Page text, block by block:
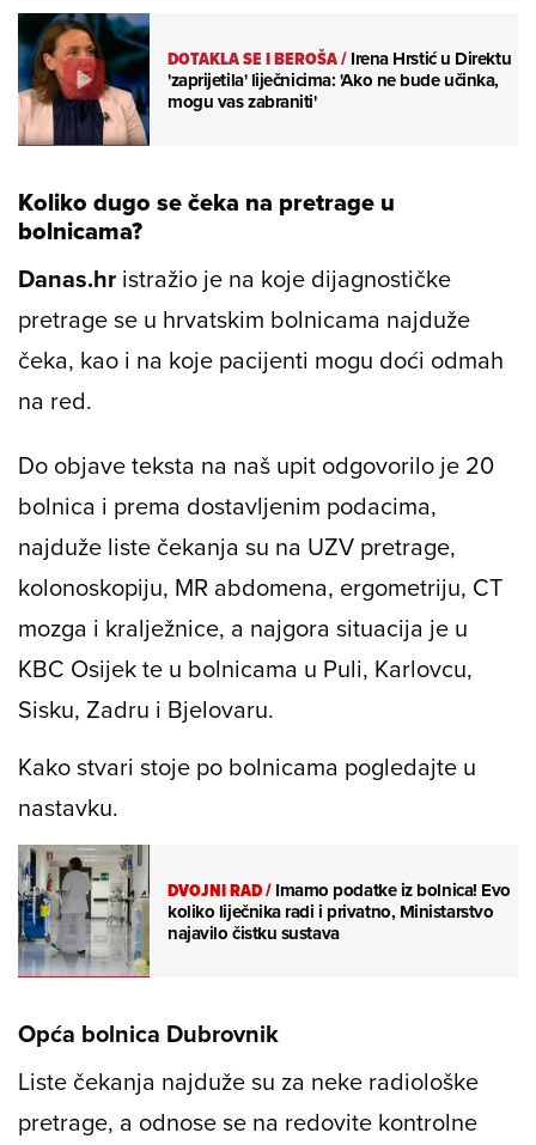
DOTAKLA SE I BEROŠA/Irena Hrstić u Direktu
'zaprijetila' liječnicima: 'Ako ne bude učinka,
mogu vas zabraniti'
Koliko dugo se čeka na pretrage u
bolnicama?
Danas.hr istražio je na koje dijagnostičke
pretrage se u hrvatskim bolnicama najduže
čeka, kao i na koje pacijenti mogu doći odmah
na red.
Do objave teksta na naš upit odgovorilo je 20
bolnica i prema dostavljenim podacima,
najduže liste čekanja su na UZV pretrage,
kolonoskopiju, MR abdomena, ergometriju, CT
mozga i kralježnice, a najgora situacija je u
KBC Osijek te u bolnicama u Puli, Karlovcu,
Sisku, Zadru i Bjelovaru.
Kako stvari stoje po bolnicama pogledajte u
nastavku.
DVOJNI RAD/Imamo podatke iz bolnica! Evo
koliko liječnika radi i privatno, Ministarstvo
najavilo čistku sustava
Opća bolnica Dubrovnik
Liste čekanja najduže su za neke radiološke
pretrage, a odnose se na redovite kontrolne